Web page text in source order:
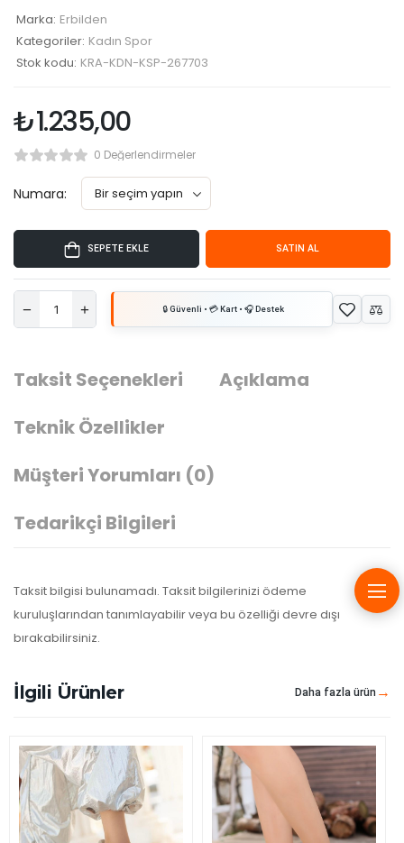
Marka: Erbilden
Kategoriler: Kadın Spor
Stok kodu: KRA-KDN-KSP-267703
₺1.235,00
0 Değerlendirmeler
Numara:
SEPETE EKLE SATIN AL
Taksit Seçenekleri
Açıklama
Teknik Özellikler
Müşteri Yorumları (0)
Tedarikçi Bilgileri
Taksit bilgisi bulunamadı. Taksit bilgilerinizi ödeme
kuruluşlarından tanımlayabilir veya bu özelliği devre dışı
bırakabilirsiniz.
İlgili Ürünler Daha fazla ürün